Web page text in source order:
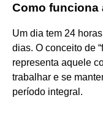
Como funciona
Um dia tem 24
dias. O conceito de
representa aquele
trabalhar e se
período integral.